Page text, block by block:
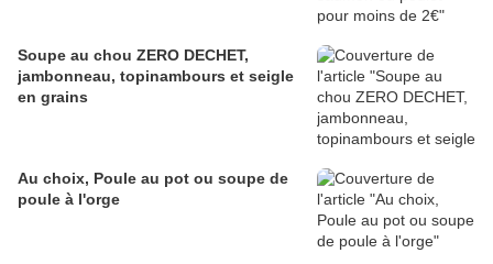
Soupe au chou ZERO DECHET,
jambonneau, topinambours et seigle
en grains
Au choix, Poule au pot ou soupe de
poule à l'orge